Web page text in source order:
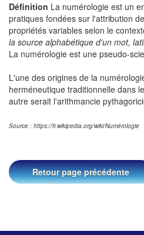
Définition La numérologie est un
pratiques fondées sur l'attribution
propriétés variables selon le
la source alphabétique d'un mot,
La numérologie est une pseudo-
L'une des origines de la
herméneutique traditionnelle dans
autre serait l'arithmancie
Source : https://fr.wikipedia.org/wiki/Numérologie
Retour page précédente